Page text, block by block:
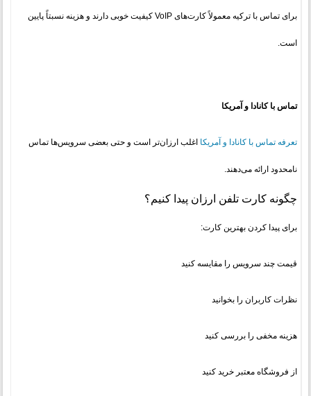
برای تماس با ترکیه معمولاً کارت‌های VoIP کیفیت خوبی دارند و هزینه نسبتاً پایین
است.
تماس با کانادا و آمریکا
تعرفه تماس با کانادا و آمریکا اغلب ارزان‌تر است و حتی بعضی سرویس‌ها تماس
نامحدود ارائه می‌دهند.
چگونه کارت تلفن ارزان پیدا کنیم؟
برای پیدا کردن بهترین کارت:
قیمت چند سرویس را مقایسه کنید
نظرات کاربران را بخوانید
هزینه مخفی را بررسی کنید
از فروشگاه معتبر خرید کنید